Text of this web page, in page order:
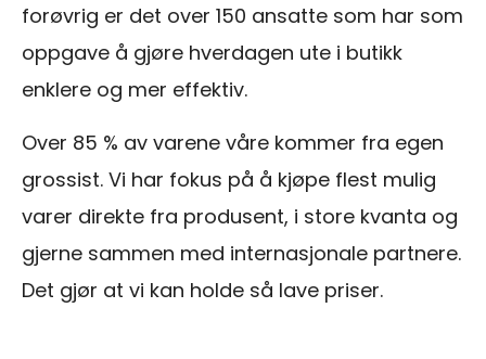
forøvrig er det over 150 ansatte som har som
oppgave å gjøre hverdagen ute i butikk
enklere og mer effektiv.
Over 85 % av varene våre kommer fra egen
grossist. Vi har fokus på å kjøpe flest mulig
varer direkte fra produsent, i store kvanta og
gjerne sammen med internasjonale partnere.
Det gjør at vi kan holde så lave priser.